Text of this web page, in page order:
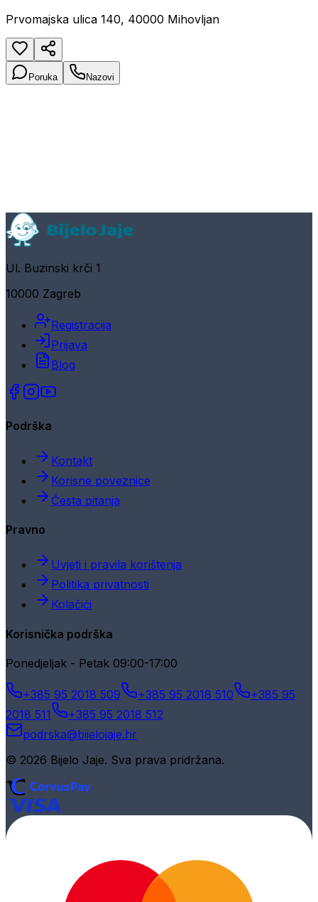
Prvomajska ulica 140, 40000 Mihovljan
Poruka Nazovi
Ul. Buzinski krči 1
10000 Zagreb
Registracija
Prijava
Blog
Podrška
Kontakt
Korisne poveznice
Česta pitanja
Pravno
Uvjeti i pravila korištenja
Politika privatnosti
Kolačići
Korisnička podrška
Ponedjeljak - Petak 09:00-17:00
+385 95 2018 509 +385 95 2018 510
+385 95
2018 511
+385 95 2018 512
podrska@bijelojaje.hr
© 2026 Bijelo Jaje. Sva prava pridržana.